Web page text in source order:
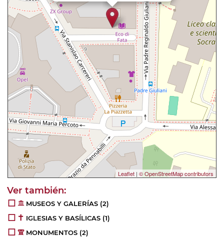
Leaflet | © OpenStreetMap contributors
MUSEOS Y GALERÍAS (2)
IGLESIAS Y BASÍLICAS (1)
MONUMENTOS (2)